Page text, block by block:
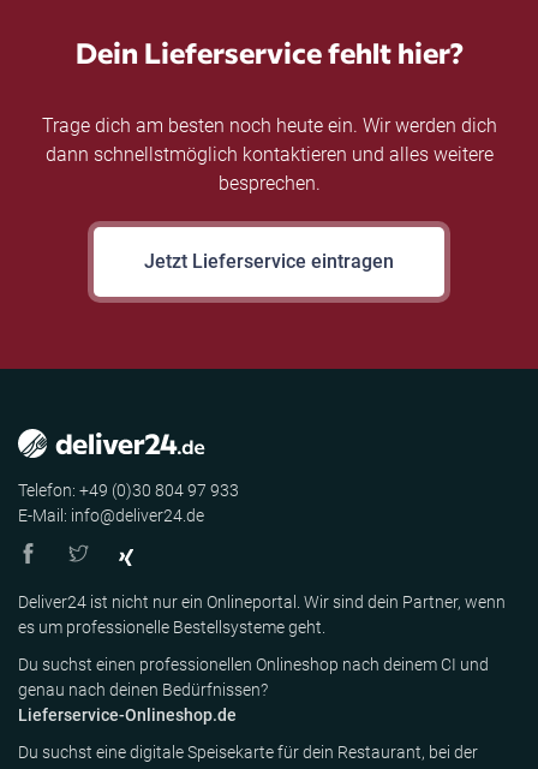
Dein Lieferservice fehlt hier?
Trage dich am besten noch heute ein. Wir werden dich
dann schnellstmöglich kontaktieren und alles weitere
besprechen.
Jetzt Lieferservice eintragen
Telefon: +49 (0)30 804 97 933
E-Mail: info@deliver24.de
Deliver24 ist nicht nur ein Onlineportal. Wir sind dein Partner, wenn
es um professionelle Bestellsysteme geht.
Du suchst einen professionellen Onlineshop nach deinem CI und
genau nach deinen Bedürfnissen?
Lieferservice-Onlineshop.de
Du suchst eine digitale Speisekarte für dein Restaurant, bei der